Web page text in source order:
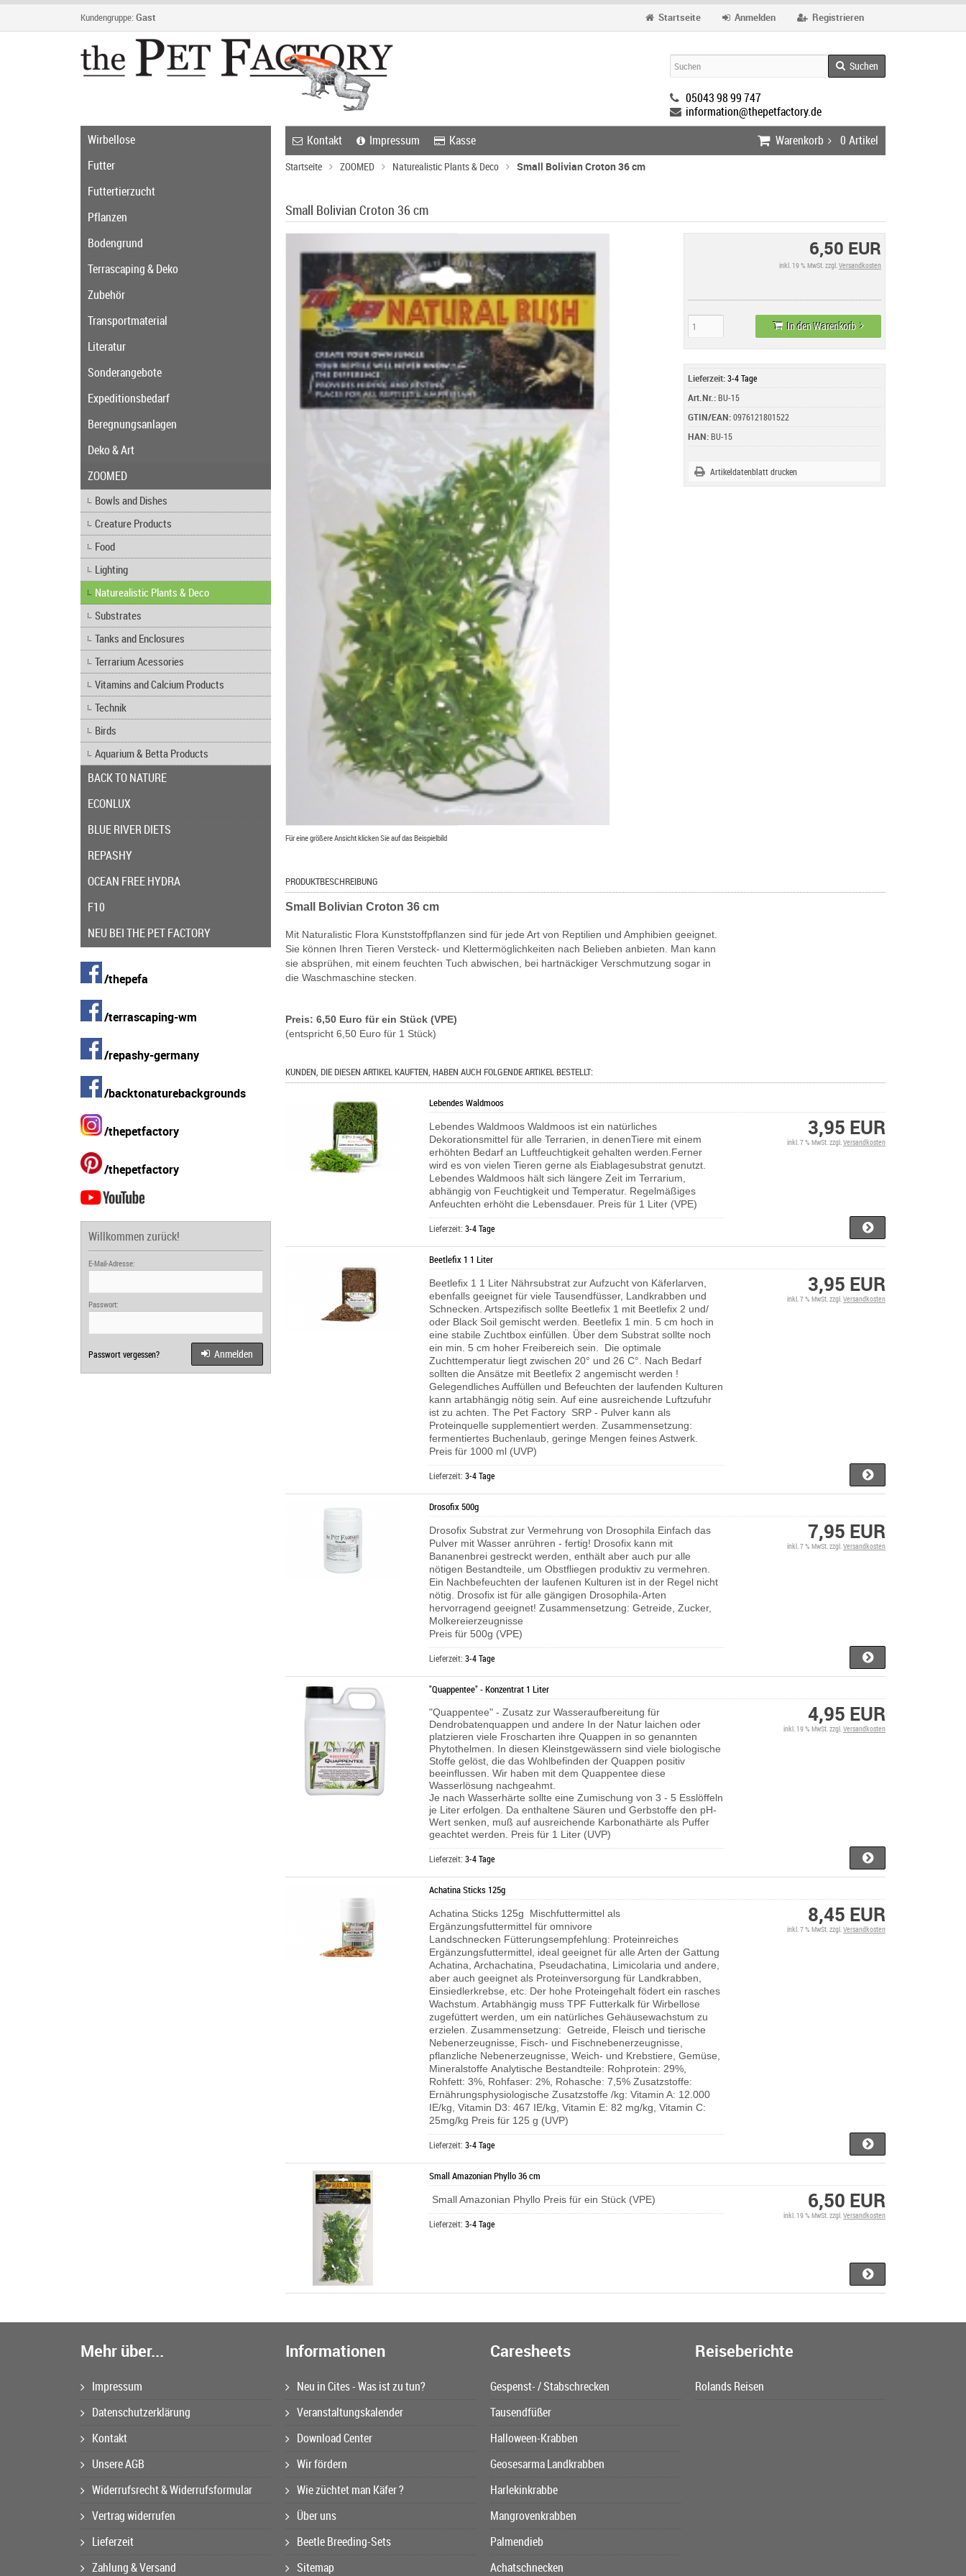
Kundengruppe: Gast Registrieren
Anmelden
Startseite
Suchen
05043 98 99 747
information@thepetfactory.de
Kontakt
Impressum Kasse Warenkorb 0 Artikel
Startseite ZOOMED Naturealistic Plants & Deco Small Bolivian Croton 36 cm
Small Bolivian Croton 36 cm
Für eine größere Ansicht klicken Sie auf das Beispielbild
6,50 EUR
inkl. 19 % MwSt. zzgl.Versandkosten
In den Warenkorb
Lieferzeit:3-4 Tage
Art.Nr.:BU-15
GTIN/EAN:0976121801522
HAN:BU-15
Artikeldatenblatt drucken
PRODUKTBESCHREIBUNG
Small Bolivian Croton 36 cm
Mit Naturalistic Flora Kunststoffpflanzen sind für jede Art von Reptilien und Amphibien geeignet.
Sie können Ihren Tieren Versteck- und Klettermöglichkeiten nach Belieben anbieten. Man kann
sie absprühen, mit einem feuchten Tuch abwischen, bei hartnäckiger Verschmutzung sogar in
die Waschmaschine stecken.
Preis: 6,50 Euro für ein Stück (VPE)
(entspricht 6,50 Euro für 1 Stück)
KUNDEN, DIE DIESEN ARTIKEL KAUFTEN, HABEN AUCH FOLGENDE ARTIKEL BESTELLT:
Lebendes Waldmoos
Lebendes Waldmoos Waldmoos ist ein natürliches
Dekorationsmittel für alle Terrarien, in denenTiere mit einem
erhöhten Bedarf an Luftfeuchtigkeit gehalten werden.Ferner
wird es von vielen Tieren gerne als Eiablagesubstrat genutzt.
Lebendes Waldmoos hält sich längere Zeit im Terrarium,
abhängig von Feuchtigkeit und Temperatur. Regelmäßiges
Anfeuchten erhöht die Lebensdauer. Preis für 1 Liter (VPE)
Lieferzeit:3-4 Tage
3,95 EUR
inkl. 7 % MwSt. zzgl.Versandkosten
Beetlefix 1 1 Liter
Beetlefix 1 1 Liter Nährsubstrat zur Aufzucht von Käferlarven,
ebenfalls geeignet für viele Tausendfüsser, Landkrabben und
Schnecken. Artspezifisch sollte Beetlefix 1 mit Beetlefix 2 und/
oder Black Soil gemischt werden. Beetlefix 1 min. 5 cm hoch in
eine stabile Zuchtbox einfüllen. Über dem Substrat sollte noch
ein min. 5 cm hoher Freibereich sein. Die optimale
Zuchttemperatur liegt zwischen 20° und 26 C°. Nach Bedarf
sollten die Ansätze mit Beetlefix 2 angemischt werden !
Gelegendliches Auffüllen und Befeuchten der laufenden Kulturen
kann artabhängig nötig sein. Auf eine ausreichende Luftzufuhr
ist zu achten.The Pet Factory SRP - Pulver kann als
Proteinquelle supplementiert werden.Zusammensetzung:
fermentiertes Buchenlaub, geringe Mengen feines Astwerk.
Preis für 1000 ml (UVP)
Lieferzeit:3-4 Tage
3,95 EUR
inkl. 7 % MwSt. zzgl.Versandkosten
Drosofix 500g
Drosofix Substrat zur Vermehrung von Drosophila Einfach das
Pulver mit Wasser anrühren - fertig! Drosofix kann mit
Bananenbrei gestreckt werden, enthält aber auch pur alle
nötigen Bestandteile, um Obstfliegen produktiv zu vermehren.
Ein Nachbefeuchten der laufenen Kulturen ist in der Regel nicht
nötig. Drosofix ist für alle gängigen Drosophila-Arten
hervorragend geeignet! Zusammensetzung: Getreide, Zucker,
Molkereierzeugnisse
Preis für 500g (VPE)
Lieferzeit:3-4 Tage
7,95 EUR
inkl. 7 % MwSt. zzgl.Versandkosten
"Quappentee" - Konzentrat 1 Liter
"Quappentee" - Zusatz zur Wasseraufbereitung für
Dendrobatenquappen und andere In der Natur laichen oder
platzieren viele Froscharten ihre Quappen in so genannten
Phytothelmen. In diesen Kleinstgewässern sind viele biologische
Stoffe gelöst, die das Wohlbefinden der Quappen positiv
beeinflussen. Wir haben mit dem Quappentee diese
Wasserlösung nachgeahmt.
Je nach Wasserhärte sollte eine Zumischung von 3 - 5 Esslöffeln
je Liter erfolgen. Da enthaltene Säuren und Gerbstoffe den pH-
Wert senken, muß auf ausreichende Karbonathärte als Puffer
geachtet werden. Preis für 1 Liter (UVP)
Lieferzeit:3-4 Tage
4,95 EUR
inkl. 19 % MwSt. zzgl.Versandkosten
Achatina Sticks 125g
Achatina Sticks 125g Mischfuttermittel als
Ergänzungsfuttermittel für omnivore
Landschnecken Fütterungsempfehlung: Proteinreiches
Ergänzungsfuttermittel, ideal geeignet für alle Arten der Gattung
Achatina, Archachatina, Pseudachatina, Limicolaria und andere,
aber auch geeignet als Proteinversorgung für Landkrabben,
Einsiedlerkrebse, etc. Der hohe Proteingehalt födert ein rasches
Wachstum. Artabhängig muss TPF Futterkalk für Wirbellose
zugefüttert werden, um ein natürliches Gehäusewachstum zu
erzielen. Zusammensetzung: Getreide, Fleisch und tierische
Nebenerzeugnisse, Fisch- und Fischnebenerzeugnisse,
pflanzliche Nebenerzeugnisse, Weich- und Krebstiere, Gemüse,
Mineralstoffe Analytische Bestandteile: Rohprotein: 29%,
Rohfett: 3%, Rohfaser: 2%, Rohasche: 7,5% Zusatzstoffe:
Ernährungsphysiologische Zusatzstoffe /kg: Vitamin A: 12.000
IE/kg, Vitamin D3: 467 IE/kg, Vitamin E: 82 mg/kg, Vitamin C:
25mg/kg Preis für 125 g (UVP)
Lieferzeit:3-4 Tage
8,45 EUR
inkl. 7 % MwSt. zzgl.Versandkosten
Small Amazonian Phyllo 36 cm
Small Amazonian Phyllo Preis für ein Stück (VPE)
Lieferzeit:3-4 Tage
6,50 EUR
inkl. 19 % MwSt. zzgl.Versandkosten
Wirbellose
Futter
Futtertierzucht
Pflanzen
Bodengrund
Terrascaping & Deko
Zubehör
Transportmaterial
Literatur
Sonderangebote
Expeditionsbedarf
Beregnungsanlagen
Deko & Art
ZOOMED
Bowls and Dishes
Creature Products
Food
Lighting
Naturealistic Plants & Deco
Substrates
Tanks and Enclosures
Terrarium Acessories
Vitamins and Calcium Products
Technik
Birds
Aquarium & Betta Products
BACK TO NATURE
ECONLUX
BLUE RIVER DIETS
REPASHY
OCEAN FREE HYDRA
F10
NEU BEI THE PET FACTORY
/thepefa
/terrascaping-wm
/repashy-germany
/backtonaturebackgrounds
/thepetfactory
/thepetfactory
Willkommen zurück!
E-Mail-Adresse:
Passwort:
Passwort vergessen? Anmelden
Mehr über...
Impressum
Datenschutzerklärung
Kontakt
Unsere AGB
Widerrufsrecht & Widerrufsformular
Vertrag widerrufen
Lieferzeit
Zahlung & Versand
Informationen
Neu in Cites - Was ist zu tun?
Veranstaltungskalender
Download Center
Wir fördern
Wie züchtet man Käfer ?
Über uns
Beetle Breeding-Sets
Sitemap
Caresheets
Gespenst- / Stabschrecken
Tausendfüßer
Halloween-Krabben
Geosesarma Landkrabben
Harlekinkrabbe
Mangrovenkrabben
Palmendieb
Achatschnecken
Reiseberichte
Rolands Reisen